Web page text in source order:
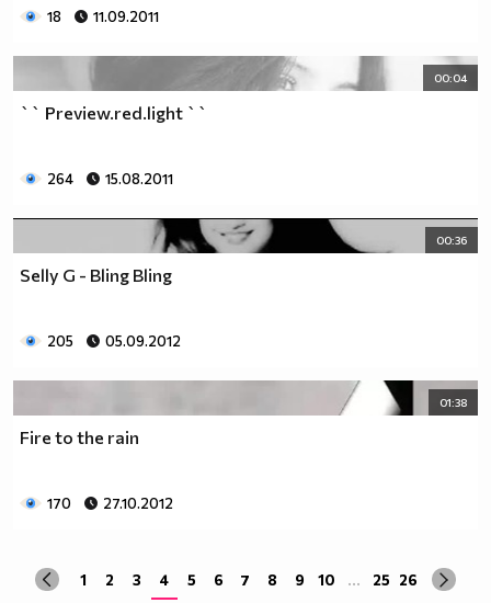
18 11.09.2011
00:04
`` Preview.red.light ``
264 15.08.2011
00:36
Selly G - Bling Bling
205 05.09.2012
01:38
Fire to the rain
170 27.10.2012
1 2 3 4 5 6 7 8 9 10 ... 25 26